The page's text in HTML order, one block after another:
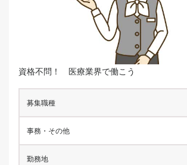
資格不問！ 医療業界で働こう
募集職種
事務・その他
勤務地